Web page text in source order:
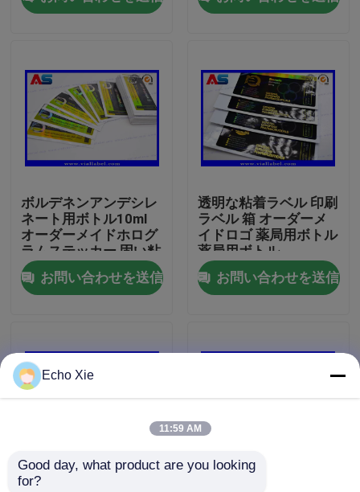
プロダクト
私達について
品質管理
私達に連絡しなさい
10mL ガラスびんのラベル
小さいびんのラベル
ボルデネンアンデシレ
ネート用ボトル10ml
オーダーメイドホログ
ラムステッカー 固い粘
着剤 10ml ホログラム
レーザー効果付き ボト
ルラベル オーダーメイ
お問い合わせを送信
透明な粘着ラベル 印刷
ラベル 箱 オーダーメ
イドロゴ 薬局用ボトル
薬局用ボトル
お問い合わせを送信
生殖不能の注入のびん
Echo Xie
11:59 AM
Good day, what product are you looking
for?